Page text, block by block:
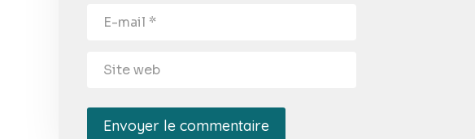
Envoyer le commentaire